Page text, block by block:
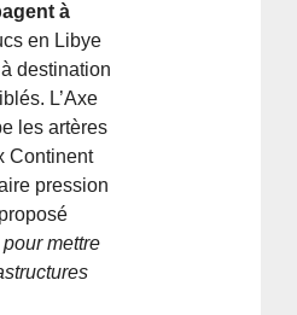
à
en Libye
destination
L’Axe
les artères
Continent
pression
pour mettre